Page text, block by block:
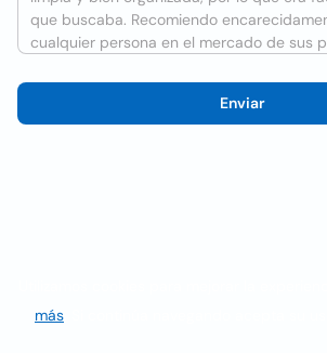
Enviar
Utilizamos cookies para mejorar la
más